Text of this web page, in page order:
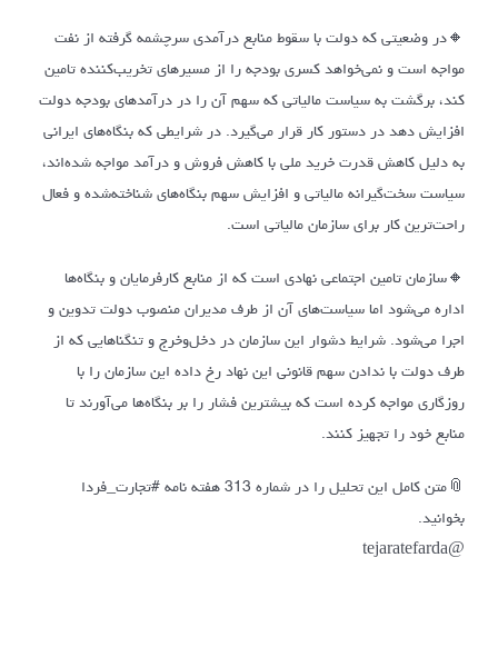
🔸در وضعیتی که دولت با سقوط منابع درآمدی سرچشمه گرفته از نفت
مواجه است و نمی‌خواهد کسری بودجه را از مسیرهای تخریب‌کننده تامین
کند، برگشت به سیاست مالیاتی که سهم آن را در درآمدهای بودجه دولت
افزایش دهد در دستور کار قرار می‌گیرد. در شرایطی که بنگاه‌های ایرانی
به دلیل کاهش قدرت خرید ملی با کاهش فروش و درآمد مواجه شده‌اند،
سیاست سخت‌گیرانه مالیاتی و افزایش سهم بنگاه‌های شناخته‌شده و فعال
راحت‌ترین کار برای سازمان مالیاتی است.
🔸سازمان تامین اجتماعی نهادی است که از منابع کارفرمایان و بنگاه‌ها
اداره می‌شود اما سیاست‌های آن از طرف مدیران منصوب دولت تدوین و
اجرا می‌شود. شرایط دشوار این سازمان در دخل‌وخرج و تنگناهایی که از
طرف دولت با ندادن سهم قانونی این نهاد رخ داده این سازمان را با
روزگاری مواجه کرده است که بیشترین فشار را بر بنگاه‌ها می‌آورند تا
منابع خود را تجهیز کنند.
📎متن کامل این تحلیل را در شماره 313 هفته نامه #تجارت_فردا
بخوانید.
@tejaratefarda